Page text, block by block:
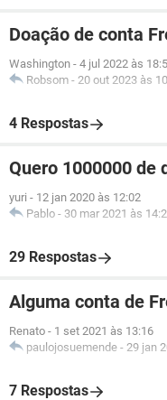
Doação de conta
Washington - 4 jul 2022 às
Robsom - 20 out 2023 às
4 Respostas
Quero 1000000 de
yuri - 12 jan 2020 às 12:02
Pablo - 30 mar 2021 às
29 Respostas
Alguma conta de
Renato - 1 set 2021 às 13:16
paulojosuemende - 29 jan
7 Respostas